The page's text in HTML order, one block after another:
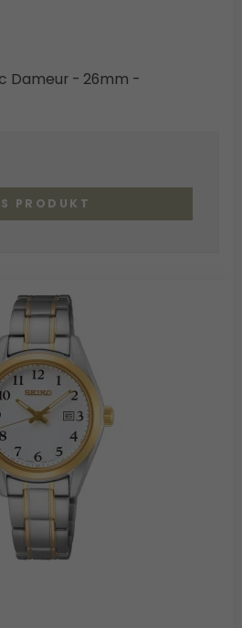
Dameur - 26mm -
PRODUKT